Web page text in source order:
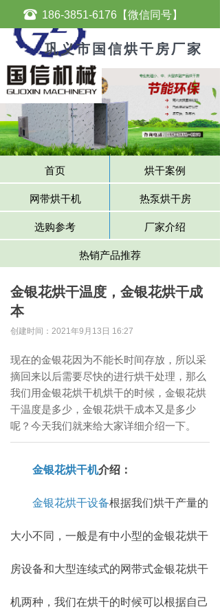
뀰 186-3851-6176【微信同号】
巩义市国信烘干房厂家
网带烘干机 热泵烘干房
首页 烘干案例
选购参考 厂家介绍
热销产品推荐
金银花烘干温度，金银花烘干成
本
创建时间： 2021年9月13日 16:27
现在的金银花因为不能长时间存放，所以采
摘回来以后需要尽快的进行烘干处理，那么
我们用金银花烘干机烘干的时候，金银花烘
干温度是多少，金银花烘干成本又是多少
呢？今天我们就来给大家详细介绍一下。
金银花烘干机介绍：
金银花烘干设备根据我们烘干产量的
大小不同，一般是有中小型的金银花烘干
房设备和大型连续式的网带式金银花烘干
机两种，我们在烘干的时候可以根据自己